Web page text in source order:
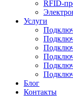
RFID-
Услуги
Блог
Контакты